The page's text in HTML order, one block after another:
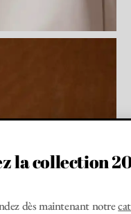
la collection
dès maintenant notre